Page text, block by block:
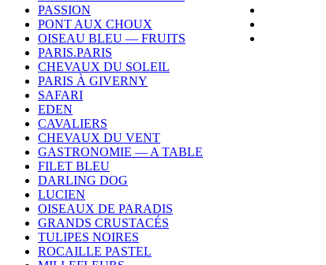
PASSION
PONT AUX CHOUX
OISEAU BLEU — FRUITS
PARIS.PARIS
CHEVAUX DU SOLEIL
PARIS À GIVERNY
SAFARI
EDEN
CAVALIERS
CHEVAUX DU VENT
GASTRONOMIE — A TABLE
FILET BLEU
DARLING DOG
LUCIEN
OISEAUX DE PARADIS
GRANDS CRUSTACÉS
TULIPES NOIRES
ROCAILLE PASTEL